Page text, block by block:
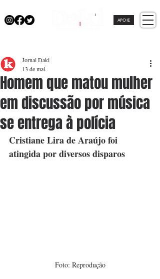
APOIE
Homem que matou mulher
em discussão por música
se entrega à polícia
Jornal Daki
13 de mai.
Cristiane Lira de Araújo foi
atingida por diversos disparos
Foto: Reprodução